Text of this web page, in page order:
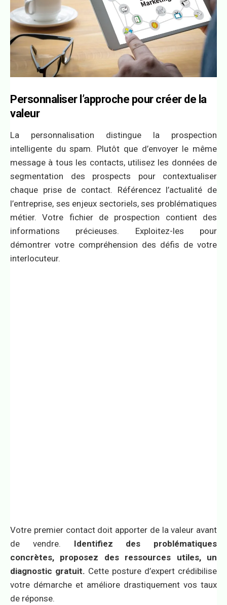
Personnaliser l’approche pour créer de la
valeur
La personnalisation distingue la prospection
intelligente du spam. Plutôt que d’envoyer le même
message à tous les contacts, utilisez les données de
segmentation des prospects pour contextualiser
chaque prise de contact. Référencez l’actualité de
l’entreprise, ses enjeux sectoriels, ses problématiques
métier. Votre fichier de prospection contient des
informations précieuses. Exploitez-les pour
démontrer votre compréhension des défis de votre
interlocuteur.
Votre premier contact doit apporter de la valeur avant
de vendre. Identifiez des problématiques
concrètes, proposez des ressources utiles, un
diagnostic gratuit. Cette posture d’expert crédibilise
votre démarche et améliore drastiquement vos taux
de réponse.